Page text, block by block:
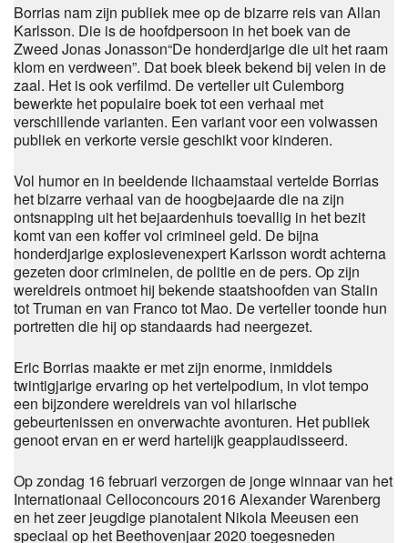
Borrias nam zijn publiek mee op de bizarre reis van Allan
Karlsson. Die is de hoofdpersoon in het boek van de
Zweed Jonas Jonasson“De honderdjarige die uit het raam
klom en verdween”. Dat boek bleek bekend bij velen in de
zaal. Het is ook verfilmd. De verteller uit Culemborg
bewerkte het populaire boek tot een verhaal met
verschillende varianten. Een variant voor een volwassen
publiek en verkorte versie geschikt voor kinderen.
Vol humor en in beeldende lichaamstaal vertelde Borrias
het bizarre verhaal van de hoogbejaarde die na zijn
ontsnapping uit het bejaardenhuis toevallig in het bezit
komt van een koffer vol crimineel geld. De bijna
honderdjarige explosievenexpert Karlsson wordt achterna
gezeten door criminelen, de politie en de pers. Op zijn
wereldreis ontmoet hij bekende staatshoofden van Stalin
tot Truman en van Franco tot Mao. De verteller toonde hun
portretten die hij op standaards had neergezet.
Eric Borrias maakte er met zijn enorme, inmiddels
twintigjarige ervaring op het vertelpodium, in vlot tempo
een bijzondere wereldreis van vol hilarische
gebeurtenissen en onverwachte avonturen. Het publiek
genoot ervan en er werd hartelijk geapplaudisseerd.
Op zondag 16 februari verzorgen de jonge winnaar van het
Internationaal Celloconcours 2016 Alexander Warenberg
en het zeer jeugdige pianotalent Nikola Meeusen een
speciaal op het Beethovenjaar 2020 toegesneden